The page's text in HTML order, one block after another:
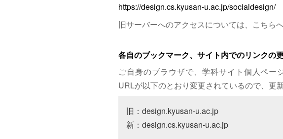
https://design.cs.kyusan-u.ac.jp/socialdesign/
旧サーバーへのアクセスについては、こちら
各自のブックマーク、サイト内でのリンクの
ご自身のブラウザで、学科サイト個人ペー
URLが以下のとおり変更されているので、更
旧：design.kyusan-u.ac.jp
新：design.cs.kyusan-u.ac.jp